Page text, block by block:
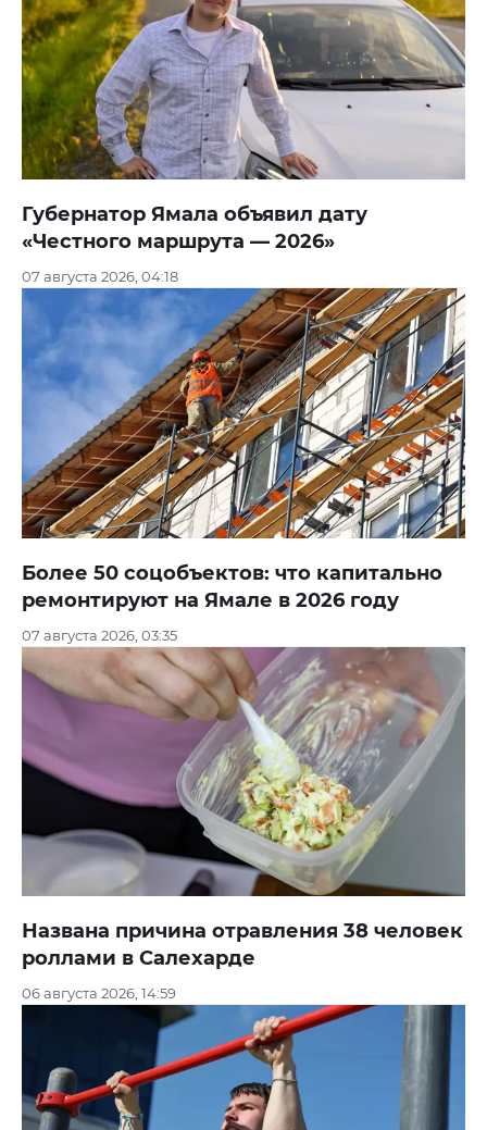
Губернатор Ямала объявил дату
«Честного маршрута — 2026»
07 августа 2026, 04:18
Более 50 соцобъектов: что капитально
ремонтируют на Ямале в 2026 году
07 августа 2026, 03:35
Названа причина отравления 38 человек
роллами в Салехарде
06 августа 2026, 14:59